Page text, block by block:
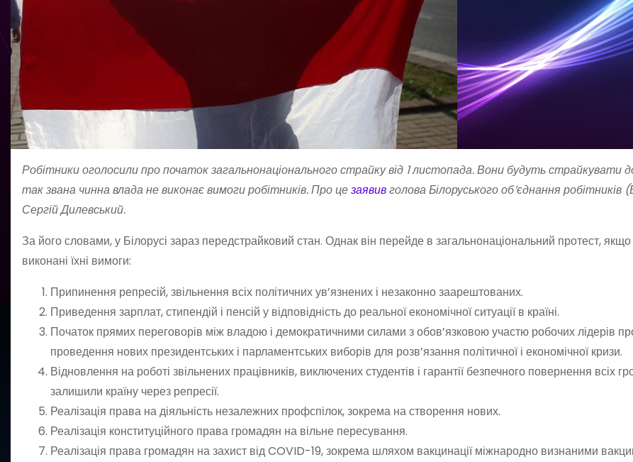
Робітники оголосили про початок загальнонаціонального страйку від 1 листопада. Вони будуть страйкувати
так звана чинна влада не виконає вимоги робітників. Про цезаявивголова Білоруського обʼєднання робітників
Сергій Дилевський.
За його словами, у Білорусі зараз передстрайковий стан. Однак він перейде в загальнонаціональний протест,
виконані їхні вимоги:
Припинення репресій, звільнення всіх політичних ув’язнених і незаконно заарештованих.
Приведення зарплат, стипендій і пенсій у відповідність до реальної економічної ситуації в країні.
Початок прямих переговорів між владою і демократичними силами з обов’язковою участю робочих лідерів
проведення нових президентських і парламентських виборів для розв’язання політичної і економічної кризи.
Відновлення на роботі звільнених працівників, виключених студентів і гарантії безпечного повернення всіх
залишили країну через репресії.
Реалізація права на діяльність незалежних профспілок, зокрема на створення нових.
Реалізація конституційного права громадян на вільне пересування.
Реалізація права громадян на захист від COVID-19, зокрема шляхом вакцинації міжнародно визнаними